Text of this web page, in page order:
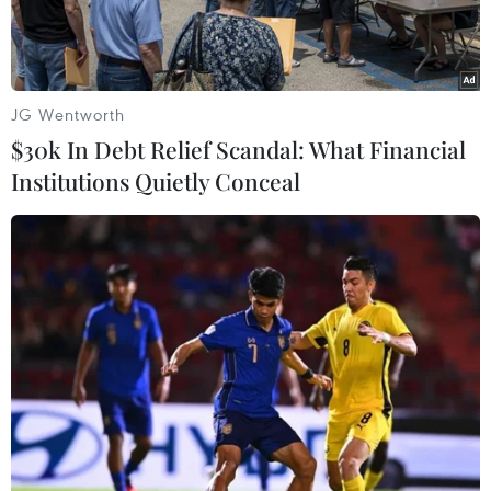
Venezuela.
Tổng thống Venezuela Nicolas Maduro (phải) và Chủ tịch Hội
đồng Bầu cử quốc gia Tibisay Lucena (phải) tại cuộc họp ở
Caracas ngày 3/5. (Nguồn: THX/TTXVN)
Ngày 8/6, Hội đồng Bầu cử Quốc gia Venezuela
JG Wentworth
$30k In Debt Relief Scandal: What Financial
Institutions Quietly Conceal